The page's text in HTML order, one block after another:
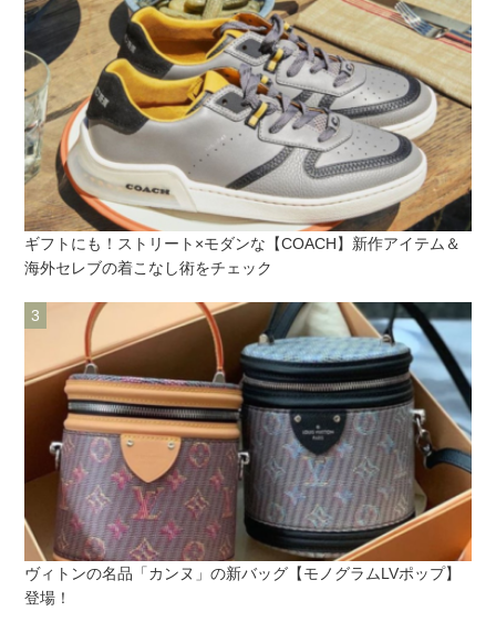
ギフトにも！ストリート×モダンな【COACH】新作アイテム＆
海外セレブの着こなし術をチェック
ヴィトンの名品「カンヌ」の新バッグ【モノグラムLVポップ】
登場！